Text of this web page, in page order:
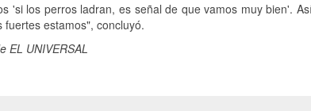
'si los perros ladran, es señal de que vamos muy bien'.
fuertes estamos", concluyó.
EL UNIVERSAL